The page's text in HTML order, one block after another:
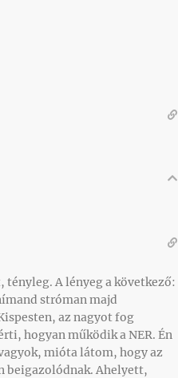
A lényeg a következő:
stróman majd
az nagyot fog
hogyan működik a NER. Én
mióta látom, hogy az
beigazolódnak. Ahelyett,